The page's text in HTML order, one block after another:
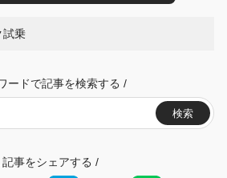
乗
ードで記事を検索する /
検索
記事をシェアする /